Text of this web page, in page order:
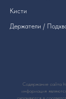
Кисти
Держатели /
Содержание сайта
информация
охраняются в